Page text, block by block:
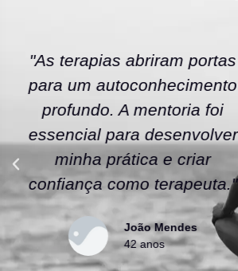
"As terapias abriram portas
para um autoconhecimento
profundo. A mentoria foi
essencial para desenvolver
minha prática e criar
confiança como terapeuta."
João Mendes
42 anos